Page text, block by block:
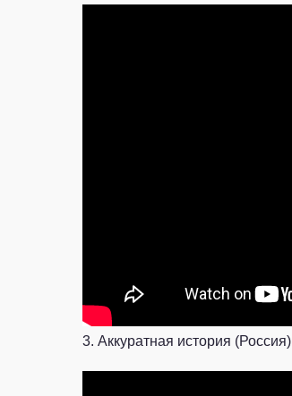
3. Аккуратная история (Россия)